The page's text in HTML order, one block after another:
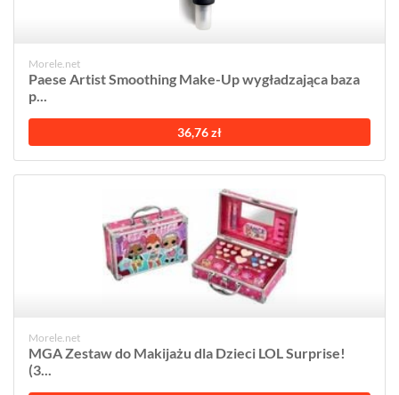
Morele.net
Paese Artist Smoothing Make-Up wygładzająca baza
p...
36,76 zł
Morele.net
MGA Zestaw do Makijażu dla Dzieci LOL Surprise!
(3...